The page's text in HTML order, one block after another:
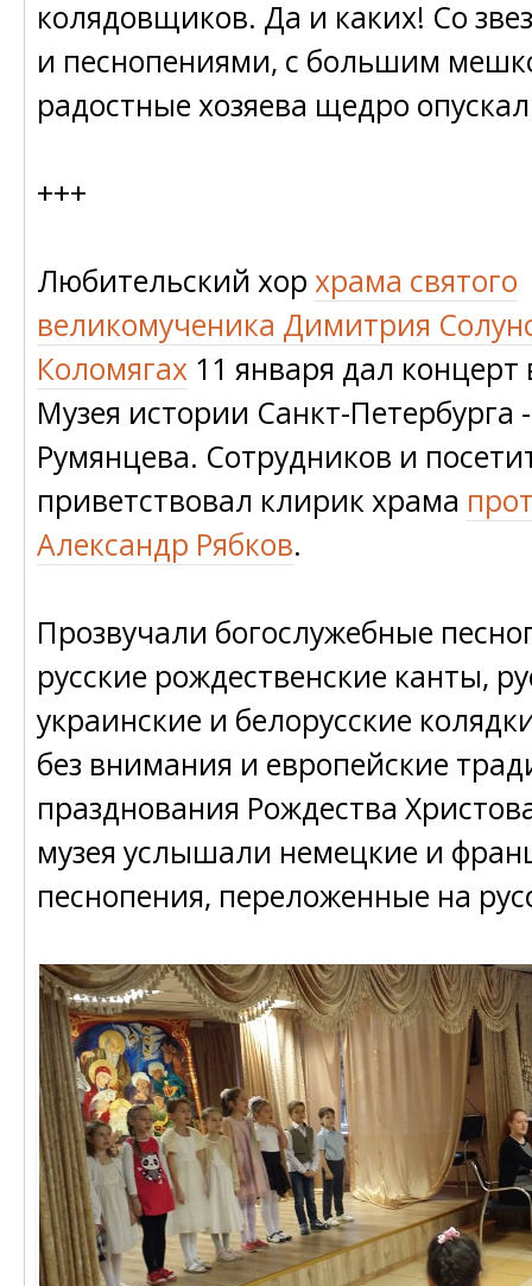
колядовщиков. Да и каких! Со
и песнопениями, с большим
радостные хозяева щедро
+++
Любительский хор храма святого
великомученика Димитрия
Коломягах 11 января дал
Музея истории Санкт-Петербурга
Румянцева. Сотрудников и
приветствовал клирик храма
Александр Рябков.
Прозвучали богослужебные
русские рождественские канты,
украинские и белорусские
без внимания и европейские
празднования Рождества
музея услышали немецкие и
песнопения, переложенные на